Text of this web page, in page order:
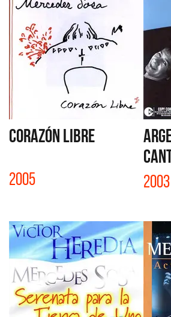
CORAZÓN LIBRE
2005 2003